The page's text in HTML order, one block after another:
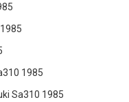
1985
Sa310 1985